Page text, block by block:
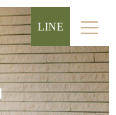
LINE